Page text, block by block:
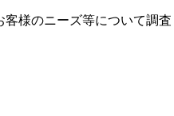
様のニーズ等について調